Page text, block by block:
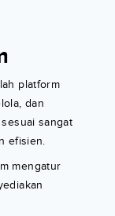
platform
dan
sangat
efisien.
mengatur